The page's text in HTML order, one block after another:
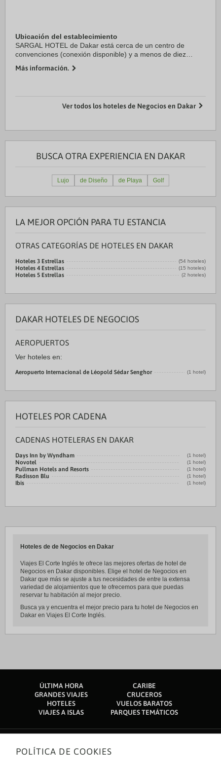
Ubicación del establecimiento
SARGAL HOTEL de Dakar está cerca de un centro de
convenciones (conexión disponible) y a menos de diez
Renacimiento Africano. Además, este hotel se ...
Más información.
Ver todos los hoteles de Negocios en Dakar
BUSCA OTRA EXPERIENCIA EN DAKAR
Lujo de Diseño de Playa Golf
LA MEJOR OPCIÓN PARA TU ESTANCIA
OTRAS CATEGORÍAS DE HOTELES EN DAKAR
Hoteles 3 Estrellas (54 hoteles)
Hoteles 4 Estrellas (15 hoteles)
Hoteles 5 Estrellas (2 hoteles)
DAKAR HOTELES DE NEGOCIOS
AEROPUERTOS
Ver hoteles en:
Aeropuerto Internacional de Léopold Sédar Senghor (1 hotel)
HOTELES POR CADENA
CADENAS HOTELERAS EN DAKAR
Days Inn by Wyndham (1 hotel)
Novotel (1 hotel)
Pullman Hotels and Resorts (1 hotel)
Radisson Blu (1 hotel)
Ibis (1 hotel)
Hoteles de de Negocios en Dakar
Viajes El Corte Inglés te ofrece las mejores ofertas de hotel de
Negocios en Dakar disponibles. Elige el hotel de Negocios en
Dakar que más se ajuste a tus necesidades de entre la extensa
variedad de alojamientos que te ofrecemos para que puedas
reservar tu habitación al mejor precio.
Busca ya y encuentra el mejor precio para tu hotel de Negocios en
Dakar en Viajes El Corte Inglés.
ÚLTIMA HORA
CARIBE
GRANDES VIAJES
CRUCEROS
HOTELES
VUELOS BARATOS
VIAJES A ISLAS
PARQUES TEMÁTICOS
Sobre nosotros
POLÍTICA DE COOKIES